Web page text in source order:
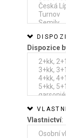
Dispozice
Vlastnictví: